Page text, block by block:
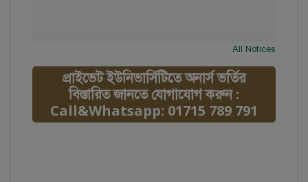
All Notices
প্রাইভেট ইউনিভার্সিটিতে অনার্স ভর্তির
বিস্তারিত জানতে যোগাযোগ করুন :
Call&Whatsapp: 01715 789 791